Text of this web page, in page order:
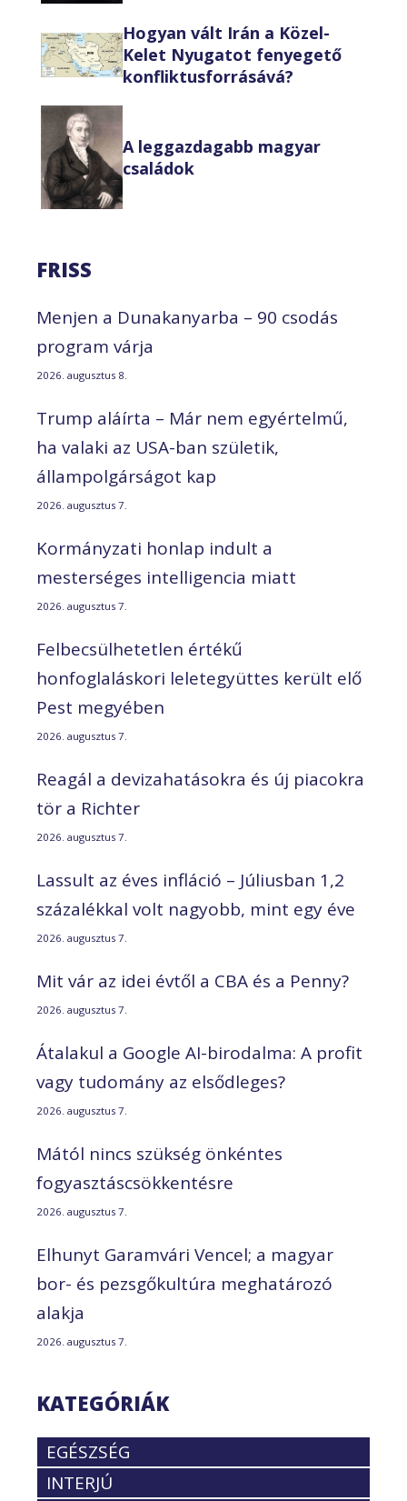
Hogyan vált Irán a Közel-
Kelet Nyugatot fenyegető
konfliktusforrásává?
A leggazdagabb magyar
családok
FRISS
Menjen a Dunakanyarba – 90 csodás
program várja
2026. augusztus 8.
Trump aláírta – Már nem egyértelmű,
ha valaki az USA-ban születik,
állampolgárságot kap
2026. augusztus 7.
Kormányzati honlap indult a
mesterséges intelligencia miatt
2026. augusztus 7.
Felbecsülhetetlen értékű
honfoglaláskori leletegyüttes került elő
Pest megyében
2026. augusztus 7.
Reagál a devizahatásokra és új piacokra
tör a Richter
2026. augusztus 7.
Lassult az éves infláció – Júliusban 1,2
százalékkal volt nagyobb, mint egy éve
2026. augusztus 7.
Mit vár az idei évtől a CBA és a Penny?
2026. augusztus 7.
Átalakul a Google AI-birodalma: A profit
vagy tudomány az elsődleges?
2026. augusztus 7.
Mától nincs szükség önkéntes
fogyasztáscsökkentésre
2026. augusztus 7.
Elhunyt Garamvári Vencel; a magyar
bor- és pezsgőkultúra meghatározó
alakja
2026. augusztus 7.
KATEGÓRIÁK
EGÉSZSÉG
INTERJÚ